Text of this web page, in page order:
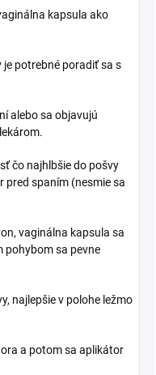
kapsula ako
je potrebné poradiť sa s
alebo sa objavujú
čo najhlbšie do pošvy
pred spaním (nesmie sa
vaginálna kapsula sa
pohybom sa pevne
najlepšie v polohe ležmo
a potom sa aplikátor